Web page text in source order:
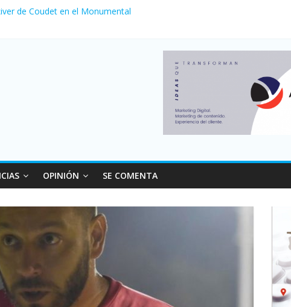
de Coudet en el Monumental
más movimiento y consumo turístico: 4,6 millones de personas
de autos usados en julio: bajó un 12,6% interanual
OPINIÓN SE COMENTA